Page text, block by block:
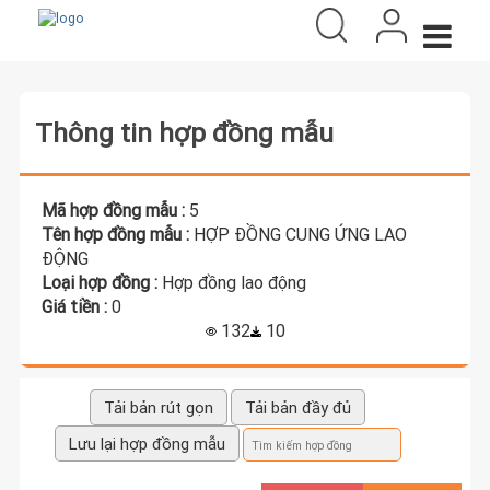
Thông tin hợp đồng mẫu
Mã hợp đồng mẫu :5
Tên hợp đồng mẫu :HỢP ĐỒNG CUNG ỨNG LAO
ĐỘNG
Loại hợp đồng :Hợp đồng lao động
Giá tiền :0
132 10
Tải bản rút gọn
Tải bản đầy đủ
Lưu lại hợp đồng mẫu